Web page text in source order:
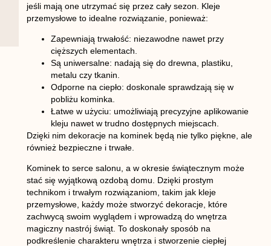
jeśli mają one utrzymać się przez cały sezon. Kleje
przemysłoweto idealne rozwiązanie, ponieważ:
Zapewniają trwałość: niezawodne nawet przy
cięższych elementach.
Są uniwersalne: nadają się do drewna, plastiku,
metalu czy tkanin.
Odporne na ciepło: doskonale sprawdzają się w
pobliżu kominka.
Łatwe w użyciu: umożliwiają precyzyjne aplikowanie
kleju nawet w trudno dostępnych miejscach.
Dzięki nim dekoracje na kominek będą nie tylko piękne, ale
również bezpieczne i trwałe.
Kominek to serce salonu, a w okresie świątecznym może
stać się wyjątkową ozdobą domu. Dzięki prostym
technikom i trwałym rozwiązaniom, takim jak kleje
przemysłowe, każdy może stworzyć dekoracje, które
zachwycą swoim wyglądem i wprowadzą do wnętrza
magiczny nastrój świąt. To doskonały sposób na
podkreślenie charakteru wnętrza i stworzenie ciepłej